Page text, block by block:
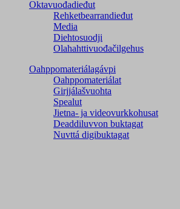
Oktavuođadieđut
Rehketbearrandieđut
Media
Diehtosuodji
Olahahttivuođačilgehus
Oahppomateriálagávpi
Oahppomateriálat
Girjjálašvuohta
Spealut
Jietna- ja videovurkkohusat
Deaddiluvvon buktagat
Nuvttá digibuktagat